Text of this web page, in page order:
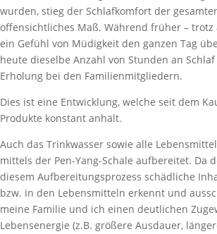
wurden, stieg der Schlafkomfort der
offensichtliches Maß. Während früher – trotz
ein Gefühl von Müdigkeit den ganzen Tag
heute dieselbe Anzahl von Stunden an
Erholung bei den Familienmitgliedern.
Dies ist eine Entwicklung, welche seit dem
Produkte konstant anhält.
Auch das Trinkwasser sowie alle
mittels der Pen-Yang-Schale aufbereitet. Da
diesem Aufbereitungsprozess schädliche
bzw. in den Lebensmitteln erkennt und
meine Familie und ich einen deutlichen
Lebensenergie (z.B. größere Ausdauer,